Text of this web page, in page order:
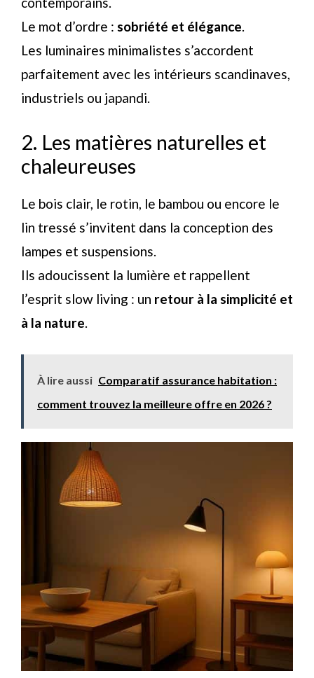
Le mot d’ordre : sobriété et élégance.
Les luminaires minimalistes s’accordent
parfaitement avec les intérieurs scandinaves,
industriels ou japandi.
2. Les matières naturelles et
chaleureuses
Le bois clair, le rotin, le bambou ou encore le
lin tressé s’invitent dans la conception des
lampes et suspensions.
Ils adoucissent la lumière et rappellent
l’esprit slow living : un retour à la simplicité et
à la nature.
À lire aussi Comparatif assurance habitation :
comment trouvez la meilleure offre en 2026 ?